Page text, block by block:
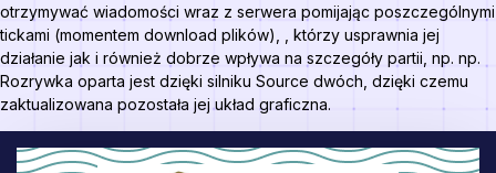
otrzymywać wiadomości wraz z serwera pomijając poszczególnymi
tickami (momentem download plików), , którzy usprawnia jej
działanie jak i również dobrze wpływa na szczegóły partii, np. np.
Rozrywka oparta jest dzięki silniku Source dwóch, dzięki czemu
zaktualizowana pozostała jej układ graficzna.